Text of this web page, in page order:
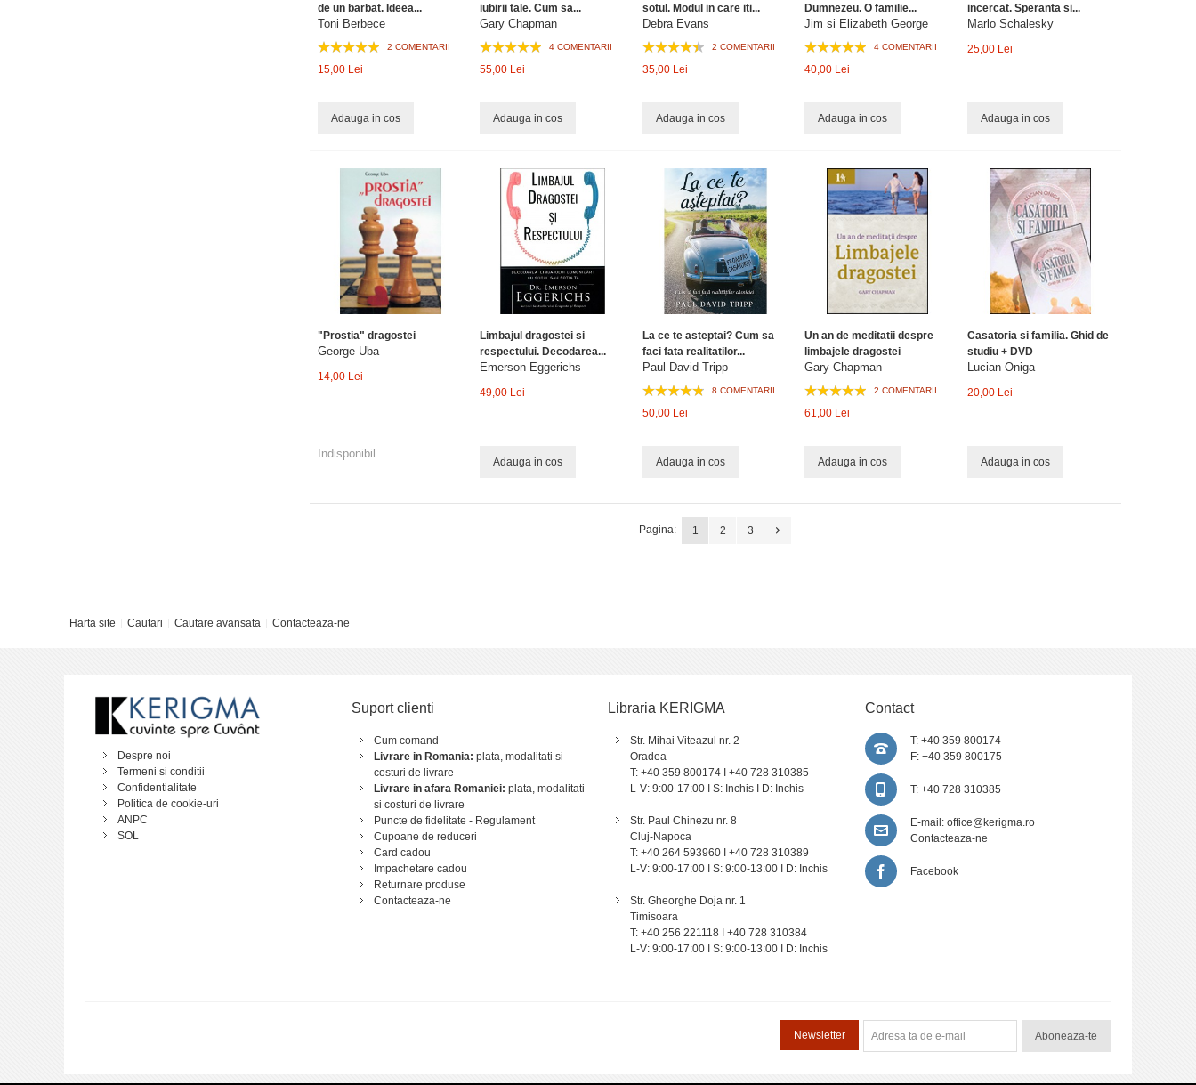
de un barbat. Ideea...
Toni Berbece
2 COMENTARII
15,00 Lei
Adauga in cos
iubirii tale. Cum sa...
Gary Chapman
4 COMENTARII
55,00 Lei
Adauga in cos
sotul. Modul in care iti...
Debra Evans
2 COMENTARII
35,00 Lei
Adauga in cos
Dumnezeu. O familie...
Jim si Elizabeth George
4 COMENTARII
40,00 Lei
Adauga in cos
incercat. Speranta si...
Marlo Schalesky
25,00 Lei
Adauga in cos
"Prostia" dragostei
George Uba
14,00 Lei
Indisponibil
Limbajul dragostei si
respectului. Decodarea...
Emerson Eggerichs
49,00 Lei
Adauga in cos
La ce te asteptai? Cum sa
faci fata realitatilor...
Paul David Tripp
8 COMENTARII
50,00 Lei
Adauga in cos
Un an de meditatii despre
limbajele dragostei
Gary Chapman
2 COMENTARII
61,00 Lei
Adauga in cos
Casatoria si familia. Ghid de
studiu + DVD
Lucian Oniga
20,00 Lei
Adauga in cos
Pagina: 1 2 3
Harta site Cautari Cautare avansata Contacteaza-ne
Despre noi
Termeni si conditii
Confidentialitate
Politica de cookie-uri
ANPC
SOL
Suport clienti
Cum comand
Livrare in Romania: plata, modalitati si
costuri de livrare
Livrare in afara Romaniei: plata, modalitati
si costuri de livrare
Puncte de fidelitate - Regulament
Cupoane de reduceri
Card cadou
Impachetare cadou
Returnare produse
Contacteaza-ne
Libraria KERIGMA
Str. Mihai Viteazul nr. 2
Oradea
T: +40 359 800174 I +40 728 310385
L-V: 9:00-17:00 I S: Inchis I D: Inchis
Str. Paul Chinezu nr. 8
Cluj-Napoca
T: +40 264 593960 I +40 728 310389
L-V: 9:00-17:00 I S: 9:00-13:00 I D: Inchis
Str. Gheorghe Doja nr. 1
Timisoara
T: +40 256 221118 I +40 728 310384
L-V: 9:00-17:00 I S: 9:00-13:00 I D: Inchis
Contact
T: +40 359 800174
F: +40 359 800175
T: +40 728 310385
E-mail: office@kerigma.ro
Contacteaza-ne
Facebook
Newsletter Aboneaza-te